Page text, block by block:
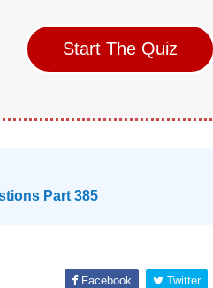
Start The Quiz
Part 385
Facebook Twitter